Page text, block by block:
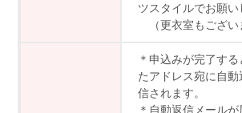
ツスタイルでお願い
（更衣室もござい
＊申込みが完了す
たアドレス宛に自
信されます。
＊自動返信メール